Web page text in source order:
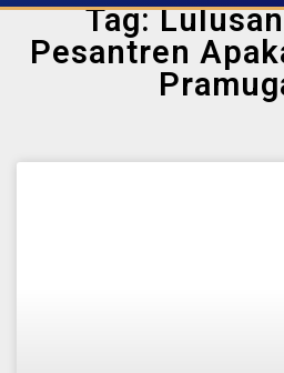
Tag:
Pesantren